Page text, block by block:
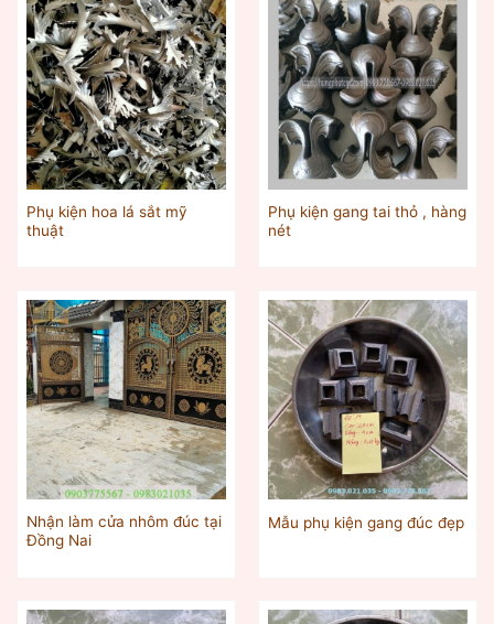
Phụ kiện hoa lá sắt mỹ
thuật
Phụ kiện gang tai thỏ , hàng
nét
Nhận làm cửa nhôm đúc tại
Đồng Nai
Mẫu phụ kiện gang đúc đẹp